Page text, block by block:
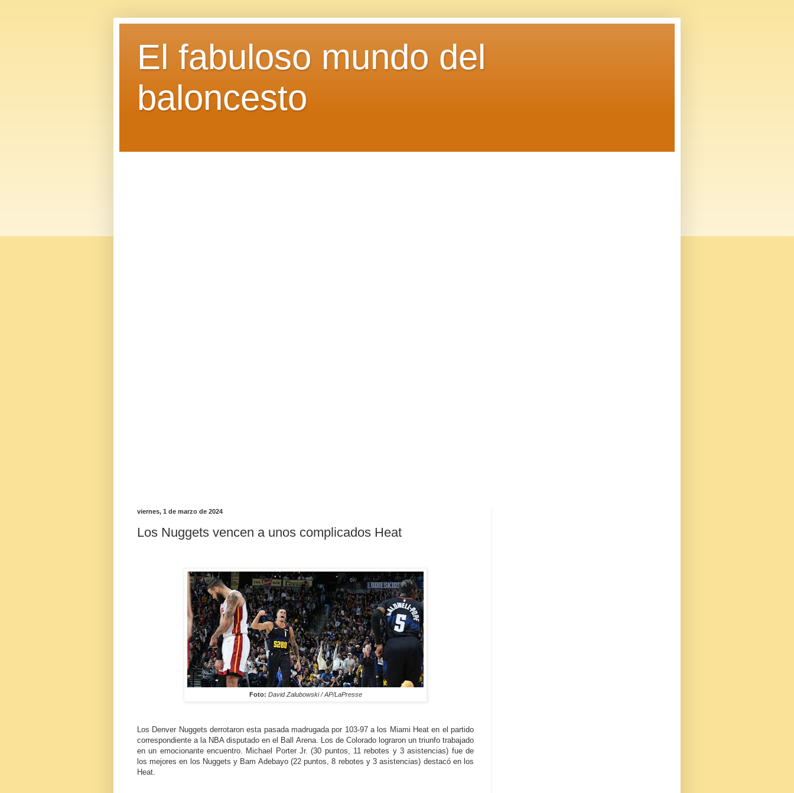
El fabuloso mundo del
baloncesto
viernes, 1 de marzo de 2024
Los Nuggets vencen a unos complicados Heat
Foto: David Zalubowski / AP/LaPresse
Los Denver Nuggets derrotaron esta pasada madrugada por 103-97 a los Miami Heat en el partido
correspondiente a la NBA disputado en el Ball Arena. Los de Colorado lograron un triunfo trabajado
en un emocionante encuentro. Michael Porter Jr. (30 puntos, 11 rebotes y 3 asistencias) fue de
los mejores en los Nuggets y Bam Adebayo (22 puntos, 8 rebotes y 3 asistencias) destacó en los
Heat.